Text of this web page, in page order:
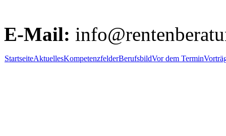
E-Mail:
StartseiteAktuellesKompetenzfelderBerufsbildVor dem Termin